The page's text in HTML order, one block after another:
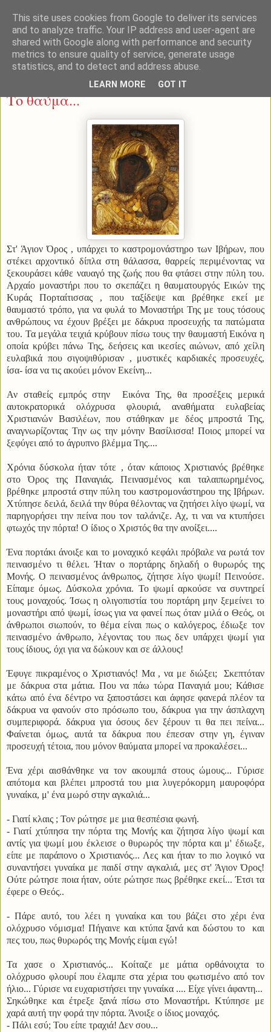
Πέμπτη 13 Αυγούστου 2015
Το θαύμα...
Στ' Άγιον Όρος , υπάρχει το καστρομονάστηρο των Ιβήρων, που
στέκει αρχοντικό δίπλα στη θάλασσα, θαρρείς περιμένοντας να
ξεκουράσει κάθε ναυαγό της ζωής που θα φτάσει στην πύλη του.
Αρχαίο μοναστήρι που το σκεπάζει η θαυματουργός Εικών της
Κυράς Πορταίτισσας , που ταξίδεψε και βρέθηκε εκεί με
θαυμαστό τρόπο, για να φυλά το Μοναστήρι Της με τους τόσους
ανθρώπους να έχουν βρέξει με δάκρυα προσευχής τα πατώματα
του. Τα μεγάλα τειχιά κρύβουν πίσω τους την θαυμαστή Εικόνα η
οποία κρύβει πάνω Της, δεήσεις και ικεσίες αιώνων, από χείλη
ευλαβικά που σιγοψιθύρισαν , μυστικές καρδιακές προσευχές,
ίσα- ίσα να τις ακούει μόνον Εκείνη...
Αν σταθείς εμπρός στην Εικόνα Της, θα προσέξεις μερικά
αυτοκρατορικά ολόχρυσα φλουριά, αναθήματα ευλαβείας
Χριστιανών Βασιλέων, που στάθηκαν με δέος μπροστά Της,
αναγνωρίζοντας Την ως την μόνην Βασίλισσα! Ποιος μπορεί να
ξεφύγει από το άγρυπνο βλέμμα Της....
Χρόνια δύσκολα ήταν τότε , όταν κάποιος Χριστιανός βρέθηκε
στο Όρος της Παναγιάς. Πεινασμένος και ταλαιπωρημένος,
βρέθηκε μπροστά στην πύλη του καστρομονάστηρου της Ιβήρων.
Χτύπησε δειλά, δειλά την θύρα θέλοντας να ζητήσει λίγο ψωμί, να
παρηγορήσει την πείνα που τον ταλάνιζε. Αχ, τι ναι να κτυπήσει
φτωχός την πόρτα! Ο ίδιος ο Χριστός θα την ανοίξει....
Ένα πορτάκι άνοιξε και το μοναχικό κεφάλι πρόβαλε να ρωτά τον
πεινασμένο τι θέλει. Ήταν ο πορτάρης δηλαδή ο θυρωρός της
Μονής. Ο πεινασμένος άνθρωπος, ζήτησε λίγο ψωμί! Πεινούσε.
Είπαμε όμως. Δύσκολα χρόνια. Το ψωμί αρκούσε να συντηρεί
τους μοναχούς. Ίσως η ολιγοπιστία του πορτάρη μην ξεμείνει το
μοναστήρι από ψωμί, ίσως για να φανεί πως όταν μιλά ο Θεός, οι
άνθρωποι σιωπούν, το θέμα είναι πως ο καλόγερος, έδιωξε τον
πεινασμένο άνθρωπο, λέγοντας του πως δεν υπάρχει ψωμί για
τους ίδιους, όχι για να δώκουν και σε άλλους!
Έφυγε πικραμένος ο Χριστιανός! Μα , να με διώξει; Σκεπτόταν
με δάκρυα στα μάτια. Που να πάω τώρα Παναγιά μου; Κάθισε
κάτω από ένα δέντρο να ξαποστάσει και άφησε φανερά πλέον τα
δάκρυα να φανούν στο πρόσωπο του, δάκρυα για την άσπλαχνη
συμπεριφορά. δάκρυα για όσους δεν ξέρουν τι θα πει πείνα...
Φαίνεται όμως, αυτά τα δάκρυα που έπεσαν στην γη, έγιναν
προσευχή τέτοια, που μόνον θαύματα μπορεί να προκαλέσει...
Ένα χέρι αισθάνθηκε να τον ακουμπά στους ώμους... Γύρισε
απότομα και βλέπει μπροστά του μια λυγερόκορμη μαυροφόρα
γυναίκα, μ' ένα μωρό στην αγκαλιά...
- Γιατί κλαις ; Τον ρώτησε με μια θεσπέσια φωνή.
- Γιατί χτύπησα την πόρτα της Μονής και ζήτησα λίγο ψωμί και
αντίς για ψωμί μου έκλεισε ο θυρωρός την πόρτα και μ' έδιωξε,
είπε με παράπονο ο Χριστιανός... Λες και ήταν το πιο λογικό να
συναντήσει γυναίκα με παιδί στην αγκαλιά, μες στ' Άγιον Όρος!
Ούτε ρώτησε ποια ήταν, ούτε ρώτησε πως βρέθηκε εκεί... Έτσι τα
έφερε ο Θεός..
- Πάρε αυτό, του λέει η γυναίκα και του βάζει στο χέρι ένα
ολόχρυσο νόμισμα! Πήγαινε και κτύπα ξανά και δώστου το και
πες του, πως θυρωρός της Μονής είμαι εγώ!
Τα χασε ο Χριστιανός... Κοίταζε με μάτια ορθάνοιχτα το
ολόχρυσο φλουρί που έλαμπε στα χέρια του φωτισμένο από τον
ήλιο... Γύρισε να ευχαριστήσει την γυναίκα .... Είχε γίνει άφαντη...
Σηκώθηκε και έτρεξε ξανά πίσω στο Μοναστήρι. Κτύπησε με
χαρά αυτή την φορά την πόρτα. Άνοιξε ο ίδιος μοναχός.
- Πάλι εσύ; Του είπε τραχιά! Δεν σου...
This site uses cookies from Google to deliver its services
and to analyze traffic. Your IP address and user-agent are
shared with Google along with performance and security
metrics to ensure quality of service, generate usage
statistics, and to detect and address abuse.
LEARN MORE GOT IT